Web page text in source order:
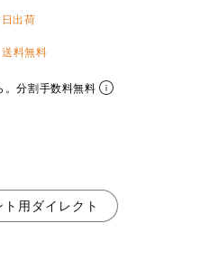
出荷
料無料
。分割手数料無料
ト用ダイレクト